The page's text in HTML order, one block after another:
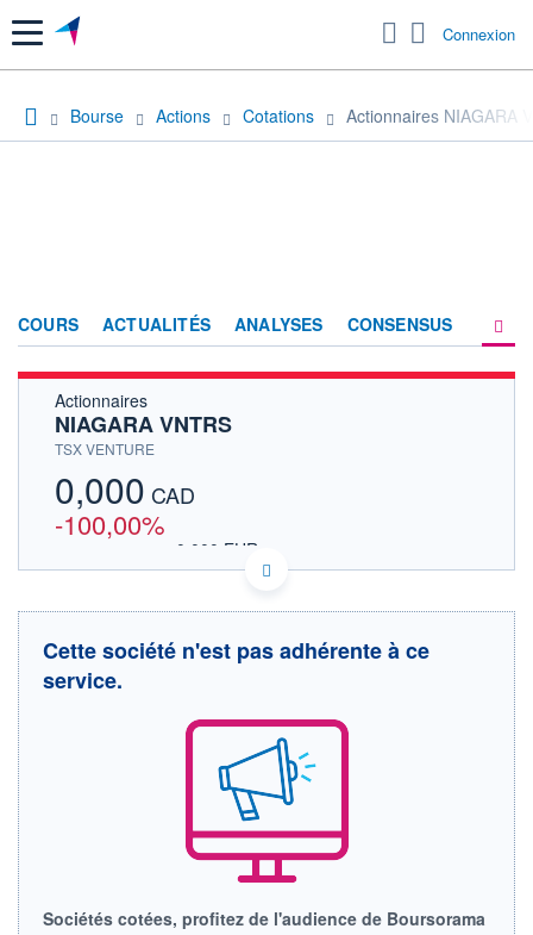
Menu Connexion
Bourse Actions Cotations Actionnaires NIAGARA
COURS ACTUALITÉS ANALYSES CONSENSUS
Actionnaires
NIAGARA VNTRS
TSX VENTURE
0,000 CAD
-100,00%
0,000 EUR
DONNÉES TEMPS DIFFÉRÉ
Cotation sur les autres places
0,100
+ BAS
0,000
CAPITAL ÉCHANGÉ
0,00%
DERNIER ÉCHANGE
-
LIMITE À LA
BAISSE
LIMITE À LA
HAUSSE
Cette société n'est pas adhérente à ce
service.
Sociétés cotées, profitez de l'audience de Boursorama